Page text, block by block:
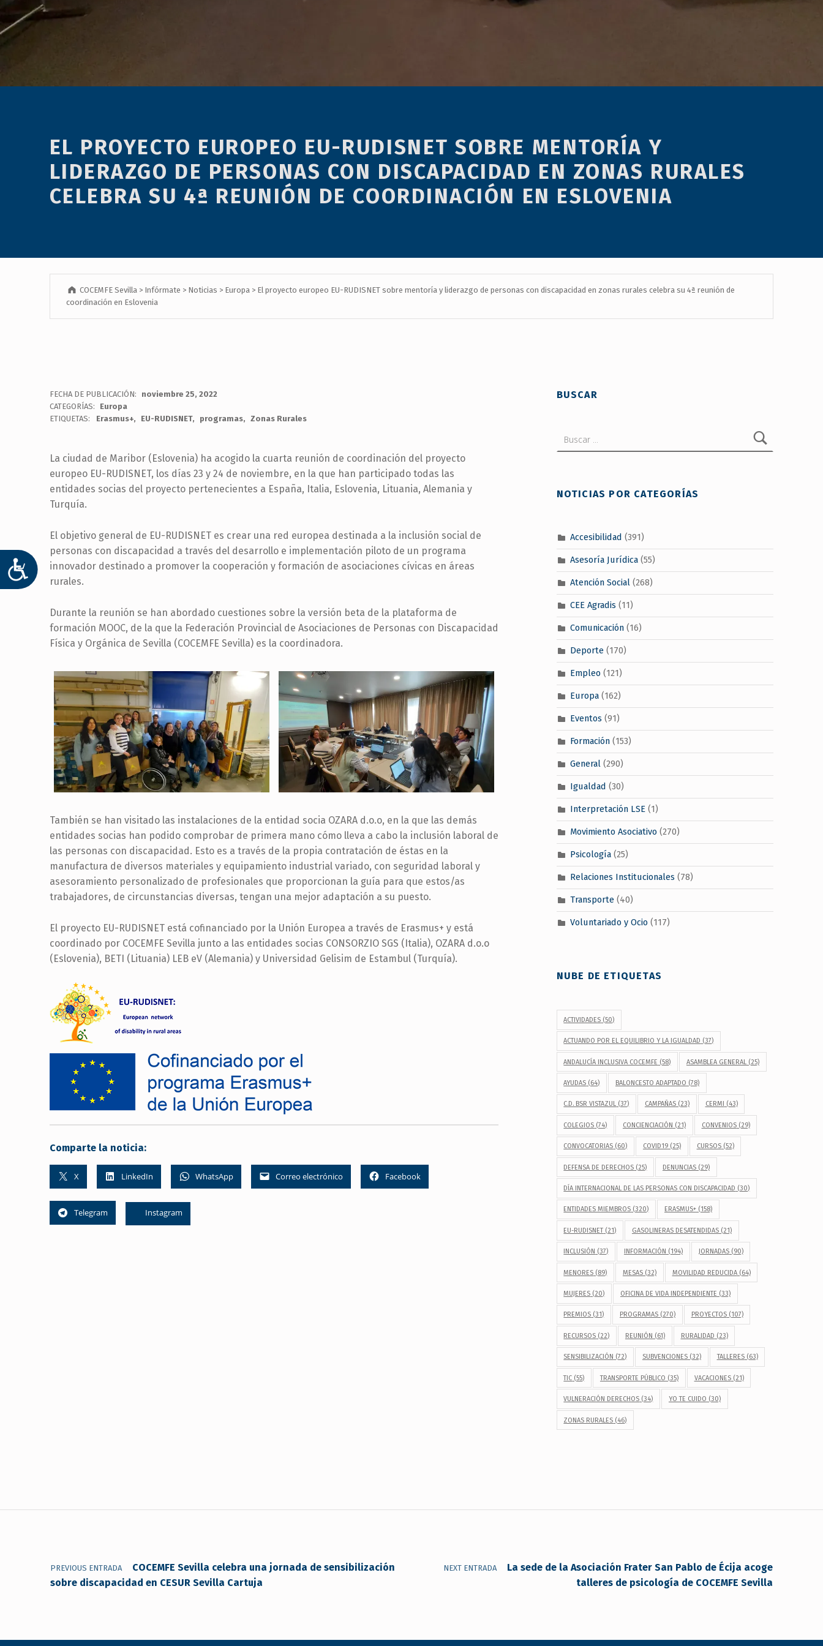
de
ACCESIBILIDAD
EL PROYECTO EUROPEO EU-RUDISNET SOBRE MENTORÍA Y
LIDERAZGO DE PERSONAS CON DISCAPACIDAD EN ZONAS RURALES
CELEBRA SU 4ª REUNIÓN DE COORDINACIÓN EN ESLOVENIA
COCEMFE Sevilla > Infórmate > Noticias > Europa > El proyecto europeo EU-RUDISNET sobre mentoría y liderazgo de personas con discapacidad en zonas rurales celebra su 4ª reunión de
coordinación en Eslovenia
FECHA DE PUBLICACIÓN:
noviembre 25, 2022
CATEGORÍAS:
Europa
ETIQUETAS:
Erasmus+ EU-RUDISNET programas Zonas Rurales
La ciudad de Maribor (Eslovenia) ha acogido la cuarta reunión de coordinación del proyecto
europeo EU-RUDISNET, los días 23 y 24 de noviembre, en la que han participado todas las
entidades socias del proyecto pertenecientes a España, Italia, Eslovenia, Lituania, Alemania y
Turquía.
El objetivo general de EU-RUDISNET es crear una red europea destinada a la inclusión social de
personas con discapacidad a través del desarrollo e implementación piloto de un programa
innovador destinado a promover la cooperación y formación de asociaciones cívicas en áreas
rurales.
Durante la reunión se han abordado cuestiones sobre la versión beta de la plataforma de
formación MOOC, de la que la Federación Provincial de Asociaciones de Personas con Discapacidad
Física y Orgánica de Sevilla (COCEMFE Sevilla) es la coordinadora.
También se han visitado las instalaciones de la entidad socia OZARA d.o.o, en la que las demás
entidades socias han podido comprobar de primera mano cómo lleva a cabo la inclusión laboral de
las personas con discapacidad. Esto es a través de la propia contratación de éstas en la
manufactura de diversos materiales y equipamiento industrial variado, con seguridad laboral y
asesoramiento personalizado de profesionales que proporcionan la guía para que estos/as
trabajadores, de circunstancias diversas, tengan una mejor adaptación a su puesto.
El proyecto EU-RUDISNET está cofinanciado por la Unión Europea a través de Erasmus+ y está
coordinado por COCEMFE Sevilla junto a las entidades socias CONSORZIO SGS (Italia), OZARA d.o.o
(Eslovenia), BETI (Lituania) LEB eV (Alemania) y Universidad Gelisim de Estambul (Turquía).
Comparte la noticia:
X LinkedIn WhatsApp Correo electrónico Facebook
Telegram Instagram
BUSCAR
NOTICIAS POR CATEGORÍAS
Accesibilidad (391)
Asesoría Jurídica(55)
Atención Social(268)
CEE Agradis (11)
Comunicación(16)
Deporte(170)
Empleo (121)
Europa(162)
Eventos (91)
Formación(153)
General(290)
Igualdad (30)
Interpretación LSE(1)
Movimiento Asociativo (270)
Psicología(25)
Relaciones Institucionales (78)
Transporte(40)
Voluntariado y Ocio (117)
NUBE DE ETIQUETAS
ACTIVIDADES (50)
ACTUANDO POR EL EQUILIBRIO Y LA IGUALDAD (37)
ANDALUCÍA INCLUSIVA COCEMFE (58) ASAMBLEA GENERAL(25)
AYUDAS (64) BALONCESTO ADAPTADO (78)
C.D. BSR VISTAZUL (37) CAMPAÑAS(23) CERMI (43)
COLEGIOS (74) CONCIENCIACIÓN (21) CONVENIOS(29)
CONVOCATORIAS (60) COVID19(25) CURSOS(52)
DEFENSA DE DERECHOS (25) DENUNCIAS(29)
DÍA INTERNACIONAL DE LAS PERSONAS CON DISCAPACIDAD (30)
ENTIDADES MIEMBROS (320) ERASMUS+(158)
EU-RUDISNET (21) GASOLINERAS DESATENDIDAS(21)
INCLUSIÓN (37) INFORMACIÓN (194) JORNADAS(90)
MENORES (89) MESAS(32) MOVILIDAD REDUCIDA(64)
MUJERES (20) OFICINA DE VIDA INDEPENDIENTE (33)
PREMIOS (31) PROGRAMAS(270) PROYECTOS(107)
RECURSOS (22) REUNIÓN (61) RURALIDAD (23)
SENSIBILIZACIÓN (72) SUBVENCIONES(32) TALLERES(63)
TIC (55) TRANSPORTE PÚBLICO (35) VACACIONES(21)
VULNERACIÓN DERECHOS (34) YO TE CUIDO (30)
ZONAS RURALES (46)
Navegación de entradas
PREVIOUS ENTRADA
COCEMFE Sevilla celebra una jornada de sensibilización
sobre discapacidad en CESUR Sevilla Cartuja
NEXT ENTRADA
La sede de la Asociación Frater San Pablo de Écija acoge
talleres de psicología de COCEMFE Sevilla